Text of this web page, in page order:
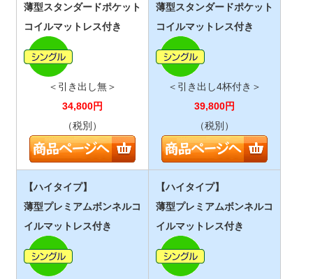
薄型スタンダードポケット
コイルマットレス付き
＜引き出し無＞
34,800円
（税別）
薄型スタンダードポケット
コイルマットレス付き
＜引き出し4杯付き＞
39,800円
（税別）
【ハイタイプ】
薄型プレミアムボンネルコ
イルマットレス付き
【ハイタイプ】
薄型プレミアムボンネルコ
イルマットレス付き